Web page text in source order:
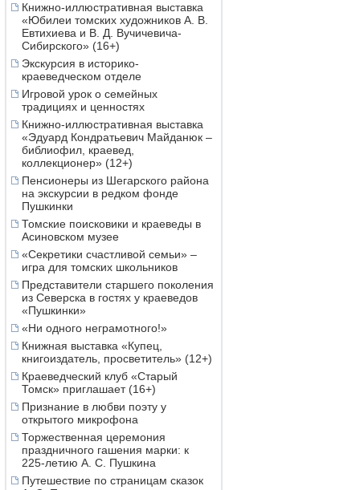
Книжно-иллюстративная выставка
«Юбилеи томских художников А. В.
Евтихиева и В. Д. Вучичевича-
Сибирского» (16+)
Экскурсия в историко-
краеведческом отделе
Игровой урок о семейных
традициях и ценностях
Книжно-иллюстративная выставка
«Эдуард Кондратьевич Майданюк –
библиофил, краевед,
коллекционер» (12+)
Пенсионеры из Шегарского района
на экскурсии в редком фонде
Пушкинки
Томские поисковики и краеведы в
Асиновском музее
«Секретики счастливой семьи» –
игра для томских школьников
Представители старшего поколения
из Северска в гостях у краеведов
«Пушкинки»
«Ни одного неграмотного!»
Книжная выставка «Купец,
книгоиздатель, просветитель» (12+)
Краеведческий клуб «Старый
Томск» приглашает (16+)
Признание в любви поэту у
открытого микрофона
Торжественная церемония
праздничного гашения марки: к
225-летию А. С. Пушкина
Путешествие по страницам сказок